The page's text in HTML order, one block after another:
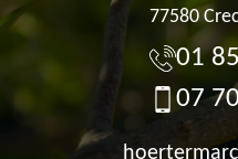
77580
01
07